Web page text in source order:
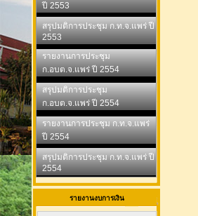
ปี 2553
สรุปมติการประชุม ก.ท.จ.แพร่ ปี
2553
รายงานการประชุม
ก.อบต.จ.แพร่ ปี 2554
สรุปมติการประชุม
ก.อบต.จ.แพร่ ปี 2554
รายงานการประชุม ก.ท.จ.แพร่
ปี 2554
สรุปมติการประชุม ก.ท.จ.แพร่ ปี
2554
รายงานงบการเงิน